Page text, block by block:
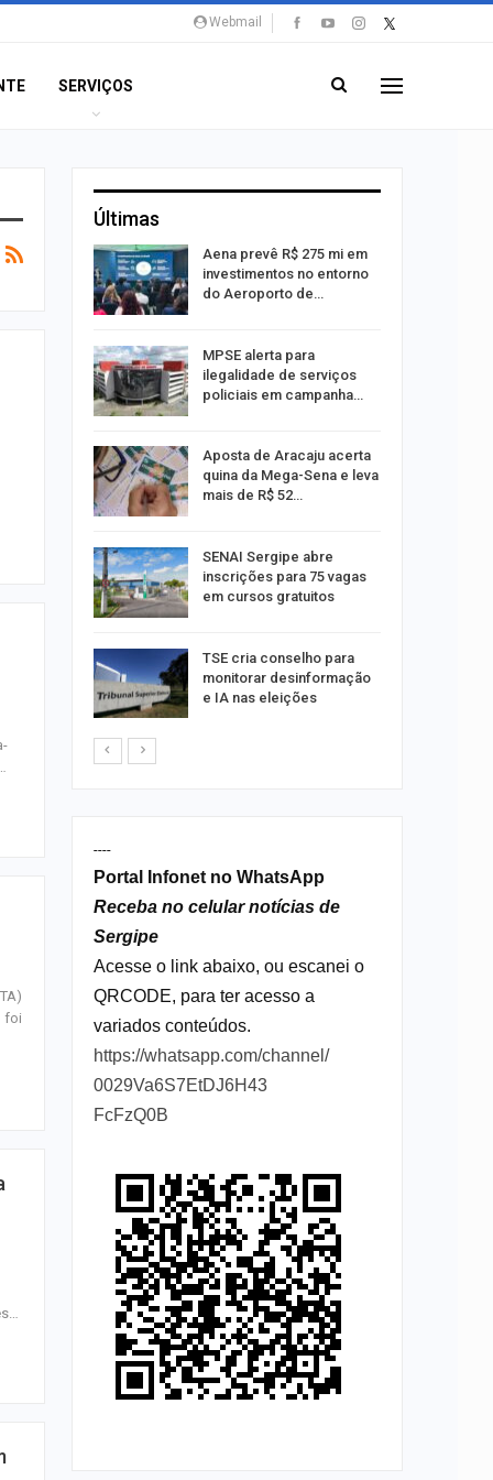
Webmail
SERVIÇOS
foi
Últimas
Aena prevê R$ 275 mi em
investimentos no entorno
do Aeroporto de…
MPSE alerta para
ilegalidade de serviços
policiais em campanha…
Aposta de Aracaju acerta
quina da Mega-Sena e leva
mais de R$ 52…
SENAI Sergipe abre
inscrições para 75 vagas
em cursos gratuitos
TSE cria conselho para
monitorar desinformação
e IA nas eleições
----
Portal Infonet no WhatsApp
Receba no celular notícias de
Sergipe
Acesse o link abaixo, ou escanei o
QRCODE, para ter acesso a
variados conteúdos.
https://whatsapp.com/channel/
0029Va6S7EtDJ6H43
FcFzQ0B